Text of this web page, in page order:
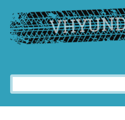
контенту
Поиск: